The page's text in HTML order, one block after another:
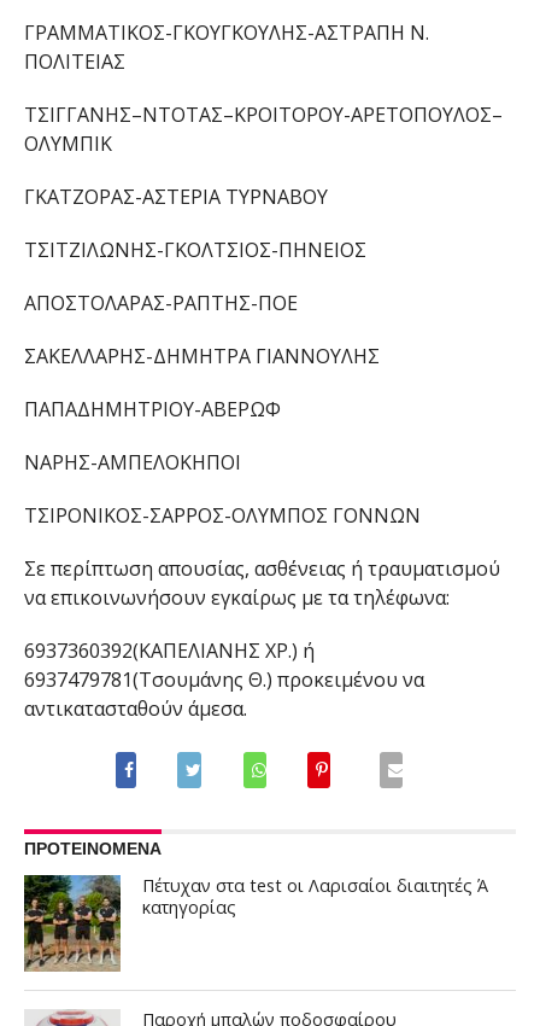
ΓΡΑΜΜΑΤΙΚΟΣ-ΓΚΟΥΓΚΟΥΛΗΣ-ΑΣΤΡΑΠΗ Ν.
ΠΟΛΙΤΕΙΑΣ
ΤΣΙΓΓΑΝΗΣ–ΝΤΟΤΑΣ–ΚΡΟΙΤΟΡΟΥ-ΑΡΕΤΟΠΟΥΛΟΣ–
ΟΛΥΜΠΙΚ
ΓΚΑΤΖΟΡΑΣ-ΑΣΤΕΡΙΑ ΤΥΡΝΑΒΟΥ
ΤΣΙΤΖΙΛΩΝΗΣ-ΓΚΟΛΤΣΙΟΣ-ΠΗΝΕΙΟΣ
ΑΠΟΣΤΟΛΑΡΑΣ-ΡΑΠΤΗΣ-ΠΟΕ
ΣΑΚΕΛΛΑΡΗΣ-ΔΗΜΗΤΡΑ ΓΙΑΝΝΟΥΛΗΣ
ΠΑΠΑΔΗΜΗΤΡΙΟΥ-ΑΒΕΡΩΦ
ΝΑΡΗΣ-ΑΜΠΕΛΟΚΗΠΟΙ
ΤΣΙΡΟΝΙΚΟΣ-ΣΑΡΡΟΣ-ΟΛΥΜΠΟΣ ΓΟΝΝΩΝ
Σε περίπτωση απουσίας, ασθένειας ή τραυματισμού
να επικοινωνήσουν εγκαίρως με τα τηλέφωνα:
6937360392(ΚΑΠΕΛΙΑΝΗΣ ΧΡ.) ή
6937479781(Τσουμάνης Θ.) προκειμένου να
αντικατασταθούν άμεσα.
ΠΡΟΤΕΙΝΟΜΕΝΑ
Πέτυχαν στα test οι Λαρισαίοι διαιτητές Ά
κατηγορίας
Παροχή μπαλών ποδοσφαίρου